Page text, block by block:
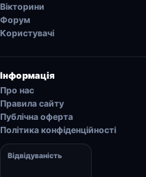
Вікторини
Форум
Користувачі
Інформація
Про нас
Правила сайту
Публічна оферта
Політика конфіденційності
Відвідуваність